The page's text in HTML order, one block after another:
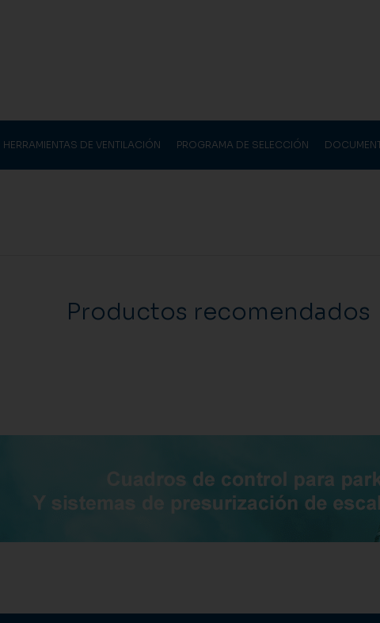
HERRAMIENTAS DE VENTILACIÓN PROGRAMA DE SELECCIÓN
Productos recomendados